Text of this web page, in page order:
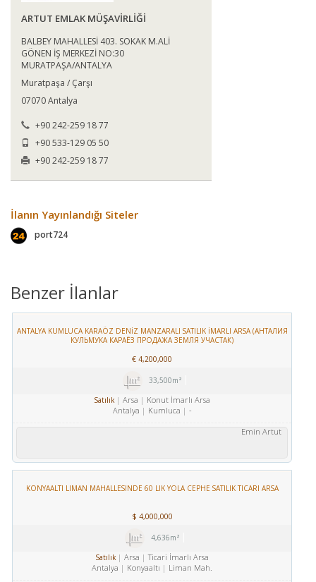
ARTUT EMLAK MÜŞAVİRLİĞİ
BALBEY MAHALLESİ 403. SOKAK M.ALİ
GÖNEN İŞ MERKEZİ NO:30
MURATPAŞA/ANTALYA
Muratpaşa / Çarşı
07070 Antalya
+90 242-259 18 77
+90 533-129 05 50
+90 242-259 18 77
İlanın Yayınlandığı Siteler
port724
Benzer İlanlar
ANTALYA KUMLUCA KARAÖZ DENİZ MANZARALI SATILIK İMARLI ARSA (АНТАЛИЯ
КУЛЬМУКА КАРАЁЗ ПРОДАЖА ЗЕМЛЯ УЧАСТАК)
€ 4,200,000
33,500m²
Satılık Arsa
Konut İmarlı Arsa
Antalya
Kumluca
-
Emin Artut
KONYAALTI LIMAN MAHALLESINDE 60 LIK YOLA CEPHE SATILIK TICARI ARSA
$ 4,000,000
4,636m²
Satılık Arsa
Ticari İmarlı Arsa
Antalya
Konyaaltı
Liman Mah.